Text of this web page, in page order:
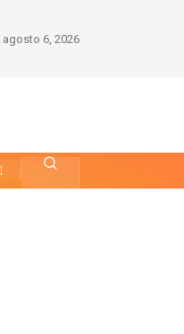
agosto 6, 2026